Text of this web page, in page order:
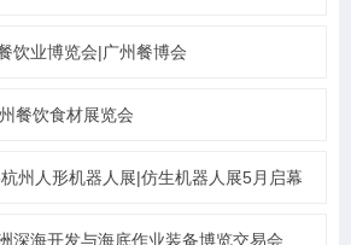
饮业博览会|广州餐博会
餐饮食材展览会
州人形机器人展|仿生机器人展5月启幕
深海开发与海底作业装备博览交易会